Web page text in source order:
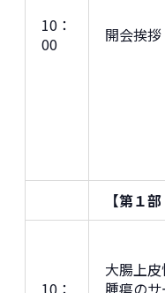
10：
00
開会挨拶
【第１
10：
大腸上皮
腫瘍のサ